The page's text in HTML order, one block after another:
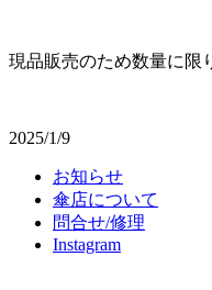
現品販売のため数量に限
2025/1/9
お知らせ
傘店について
問合せ/修理
Instagram